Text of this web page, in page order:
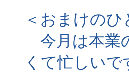
＜おまけのひ
今月は本業
くて忙しいで